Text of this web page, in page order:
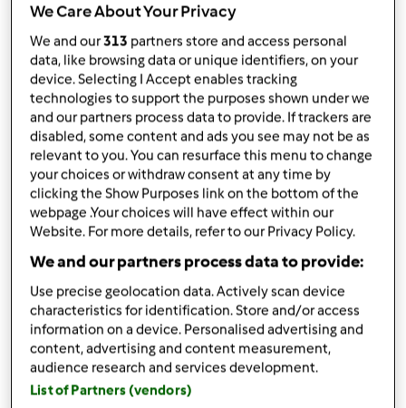
un ciuffetto prezzemolo fresco e mezzo
spicchio aglio senza anima
unpizzicosale
1uovo
PER sugo
1 carota piccola unpezzodi sedano
e unpezzodi cipolla,30 gr olio
400 gr di passata pomodoro corposa
100 gr di acqua
sale quanto basta
una puntina di zucchero
Aggiungi alla lista della spesa
Accessori che ti serviranno
Varoma
acquista
We Care About Your Privacy
We and our313 partners store and access personal
data, like browsing data or unique identifiers, on your
device. Selecting I Accept enables tracking
technologies to support the purposes shown under we
and our partners process data to provide. If trackers are
disabled, some content and ads you see may not be as
relevant to you. You can resurface this menu to change
your choices or withdraw consent at any time by
clicking the Show Purposes link on the bottom of the
webpage .Your choices will have effect within our
Website. For more details, refer to our Privacy Policy.
We and our partners process data to provide:
Use precise geolocation data. Actively scan device
characteristics for identification. Store and/or access
information on a device. Personalised advertising and
content, advertising and content measurement,
audience research and services development.
List of Partners (vendors)